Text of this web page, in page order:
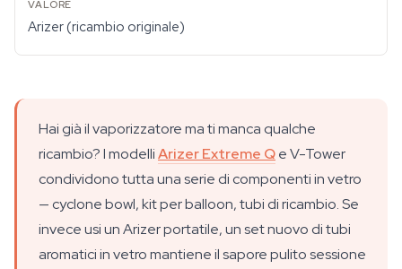
Arizer (ricambio originale)
Hai già il vaporizzatore ma ti manca qualche
ricambio? I modelliArizer Extreme Qe V-Tower
condividono tutta una serie di componenti in vetro
— cyclone bowl, kit per balloon, tubi di ricambio. Se
invece usi un Arizer portatile, un set nuovo di tubi
aromatici in vetro mantiene il sapore pulito sessione